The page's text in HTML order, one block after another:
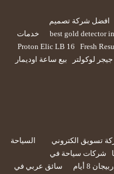
افضل شركة تصميم
best gold detector
خدمات
Proton Elic LB 16
Fresh
لوكولتر
بيع ساعة اوديمار
تسويق الكتروني
السياحة
شركات سياحة في
8 أيام
سائق عربي في